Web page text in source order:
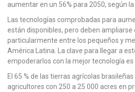
aumentar en un 56% para 2050, según la
Las tecnologías comprobadas para
están disponibles, pero deben ampliarse
particularmente entre los pequeños y
América Latina. La clave para llegar a
empoderarlos con la mejor tecnología
El 65 % de las tierras agrícolas
agricultores con 250 a 25 000 acres en